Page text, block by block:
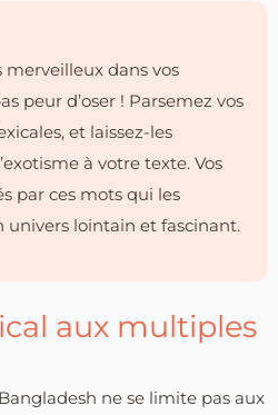
dans vos
peur d’oser ! Parsemez vos
et laissez-les
à votre texte. Vos
par ces mots qui les
lointain et fascinant.
aux multiples
ne se limite pas aux